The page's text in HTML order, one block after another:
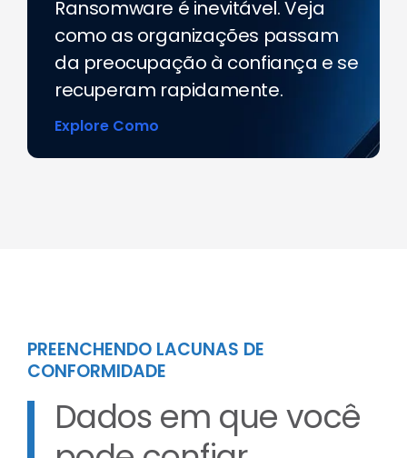
Ransomware é inevitável. Veja
como as organizações passam
da preocupação à confiança e se
recuperam rapidamente.
Explore Como
PREENCHENDO LACUNAS DE
CONFORMIDADE
Dados em que você